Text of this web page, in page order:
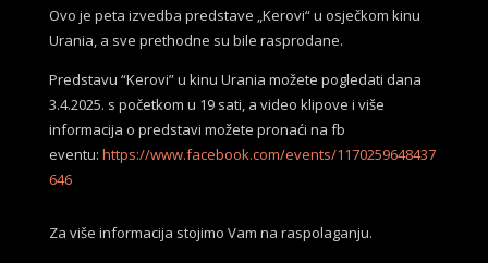
Ovo je peta izvedba predstave „Kerovi“ u osječkom kinu
Urania, a sve prethodne su bile rasprodane.
Predstavu “Kerovi” u kinu Urania možete pogledati dana
3.4.2025. s početkom u 19 sati, a video klipove i više
informacija o predstavi možete pronaći na fb
eventu: https://www.facebook.com/events/1170259648437
646
Za više informacija stojimo Vam na raspolaganju.